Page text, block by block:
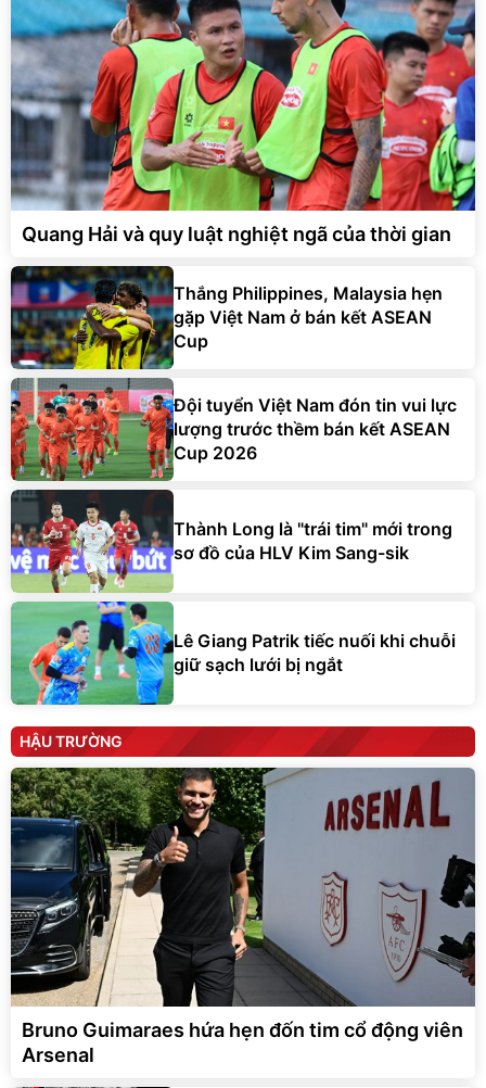
Quang Hải và quy luật nghiệt ngã của thời gian
Thắng Philippines, Malaysia hẹn
gặp Việt Nam ở bán kết ASEAN
Cup
Đội tuyển Việt Nam đón tin vui lực
lượng trước thềm bán kết ASEAN
Cup 2026
Thành Long là "trái tim" mới trong
sơ đồ của HLV Kim Sang-sik
Lê Giang Patrik tiếc nuối khi chuỗi
giữ sạch lưới bị ngắt
HẬU TRƯỜNG
Bruno Guimaraes hứa hẹn đốn tim cổ động viên
Arsenal